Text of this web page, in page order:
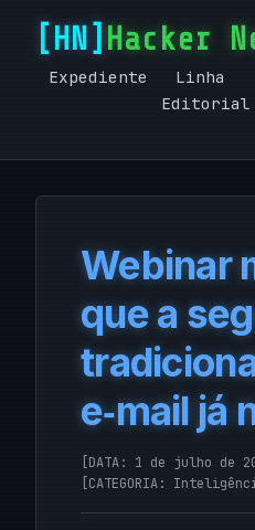
Hacker
Expediente
Linha
Editorial
Webinar
que a
e‑mail já
[DATA: 1 de julho de
[CATEGORIA: